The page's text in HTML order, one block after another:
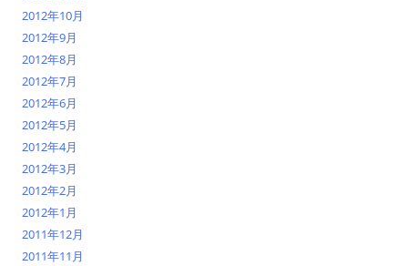
2012年10月
2012年9月
2012年8月
2012年7月
2012年6月
2012年5月
2012年4月
2012年3月
2012年2月
2012年1月
2011年12月
2011年11月